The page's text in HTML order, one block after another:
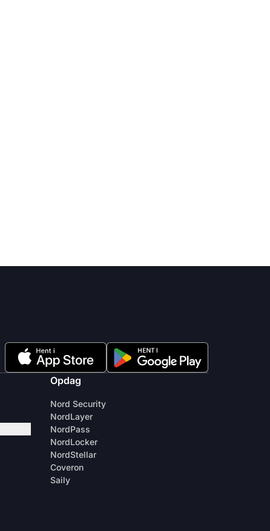
Opdag
Nord Security
NordLayer
NordPass
NordLocker
NordStellar
Coveron
Saily